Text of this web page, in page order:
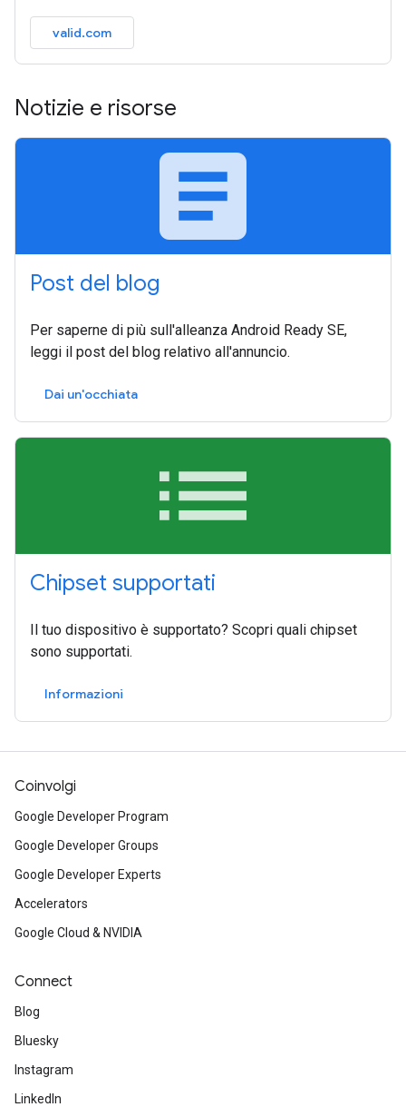
valid.com
Notizie e risorse
article
Post del blog
Per saperne di più sull'alleanza Android Ready SE,
leggi il post del blog relativo all'annuncio.
Dai un'occhiata
list
Chipset supportati
Il tuo dispositivo è supportato? Scopri quali chipset
sono supportati.
Informazioni
Coinvolgi
Google Developer Program
Google Developer Groups
Google Developer Experts
Accelerators
Google Cloud & NVIDIA
Connect
Blog
Bluesky
Instagram
LinkedIn